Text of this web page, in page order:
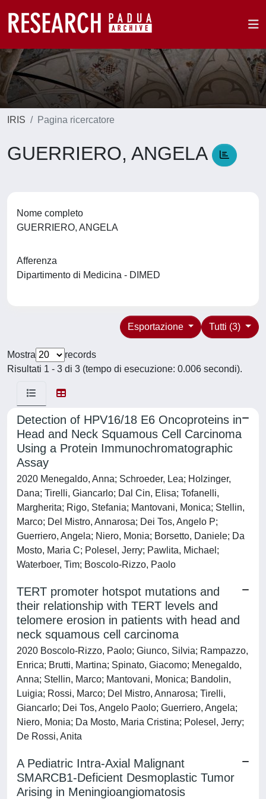
IRIS Pagina ricercatore
GUERRIERO, ANGELA
Nome completo
GUERRIERO, ANGELA
Afferenza
Dipartimento di Medicina - DIMED
Tutti (3)
Esportazione
Mostra
records
Risultati 1 - 3 di 3 (tempo di esecuzione: 0.006 secondi).
Detection of HPV16/18 E6 Oncoproteins in
Head and Neck Squamous Cell Carcinoma
Using a Protein Immunochromatographic
Assay
2020 Menegaldo, Anna; Schroeder, Lea; Holzinger,
Dana; Tirelli, Giancarlo; Dal Cin, Elisa; Tofanelli,
Margherita; Rigo, Stefania; Mantovani, Monica; Stellin,
Marco; Del Mistro, Annarosa; Dei Tos, Angelo P;
Guerriero, Angela; Niero, Monia; Borsetto, Daniele; Da
Mosto, Maria C; Polesel, Jerry; Pawlita, Michael;
Waterboer, Tim; Boscolo-Rizzo, Paolo
TERT promoter hotspot mutations and
their relationship with TERT levels and
telomere erosion in patients with head and
neck squamous cell carcinoma
2020 Boscolo-Rizzo, Paolo; Giunco, Silvia; Rampazzo,
Enrica; Brutti, Martina; Spinato, Giacomo; Menegaldo,
Anna; Stellin, Marco; Mantovani, Monica; Bandolin,
Luigia; Rossi, Marco; Del Mistro, Annarosa; Tirelli,
Giancarlo; Dei Tos, Angelo Paolo; Guerriero, Angela;
Niero, Monia; Da Mosto, Maria Cristina; Polesel, Jerry;
De Rossi, Anita
A Pediatric Intra-Axial Malignant
SMARCB1-Deficient Desmoplastic Tumor
Arising in Meningioangiomatosis